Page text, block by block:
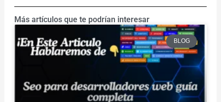
Más artículos que te podrían interesar
BLOG